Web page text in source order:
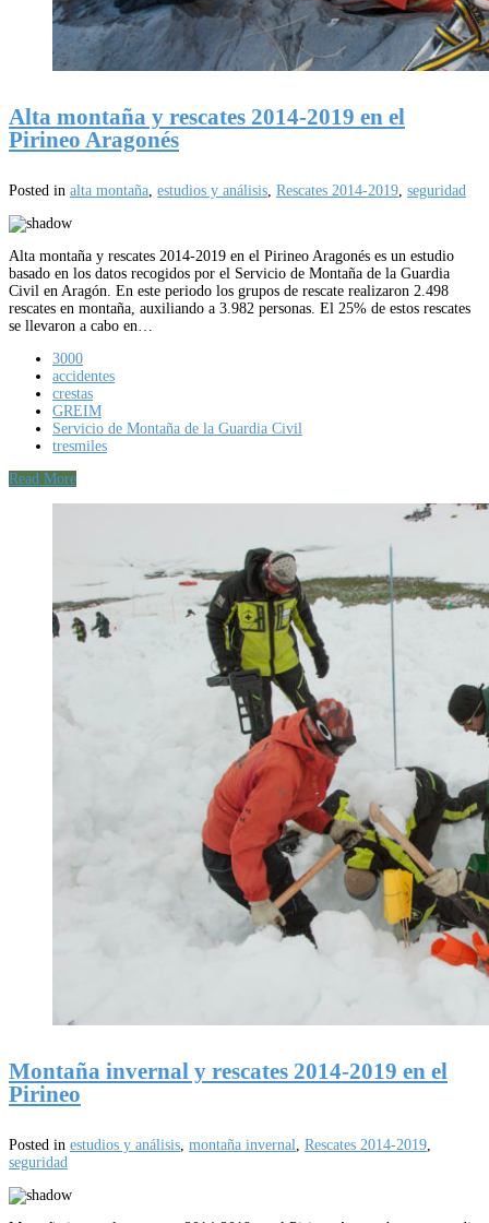
Alta montaña y rescates 2014-2019 en el
Pirineo Aragonés
Posted in alta montaña, estudios y análisis, Rescates 2014-2019, seguridad
Alta montaña y rescates 2014-2019 en el Pirineo Aragonés es un estudio
basado en los datos recogidos por el Servicio de Montaña de la Guardia
Civil en Aragón. En este periodo los grupos de rescate realizaron 2.498
rescates en montaña, auxiliando a 3.982 personas. El 25% de estos rescates
se llevaron a cabo en…
3000
accidentes
crestas
GREIM
Servicio de Montaña de la Guardia Civil
tresmiles
Read More
Montaña invernal y rescates 2014-2019 en el
Pirineo
Posted in estudios y análisis, montaña invernal, Rescates 2014-2019,
seguridad